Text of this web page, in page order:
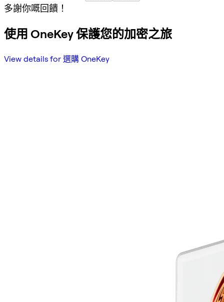
多謝你嘅回饋！
使用 OneKey 保護您的加密之旅
View details for 選購 OneKey